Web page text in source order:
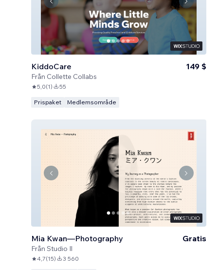
KiddoCare
Från Collette Collabs
149 $
5,0(1) 55
Prispaket Medlemsområde
Mia Kwan—Photography
Från Studio Il
Gratis
4,7(15) 3 560